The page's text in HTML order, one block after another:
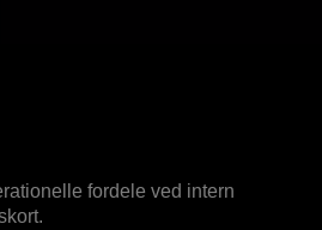
fordele ved intern